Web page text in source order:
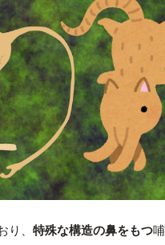
り、特殊な構造の鼻をもつ